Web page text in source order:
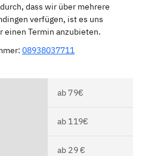
dass wir über mehrere
verfügen, ist es uns
einen Termin anzubieten.
08938037711
ab 79€
ab 119€
ab 29 €